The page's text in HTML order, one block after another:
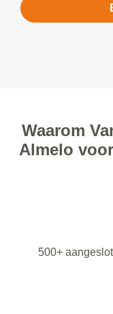
Waarom
Almelo
500+